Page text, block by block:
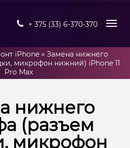
+ 375 (33) 6-370-370
iPhone » Замена нижнего
микрофон нижний) iPhone 11
Pro Max
нижнего
(разъем
микрофон